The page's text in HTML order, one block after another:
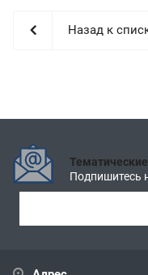
Назад к
Подпишитесь